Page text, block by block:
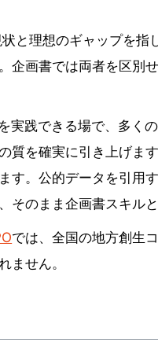
と理想のギャップを指
企画書では両者を区別
実践できる場で、多く
質を確実に引き上げま
す。公的データを引用
のまま企画書スキル
では、全国の地方創生
ません。